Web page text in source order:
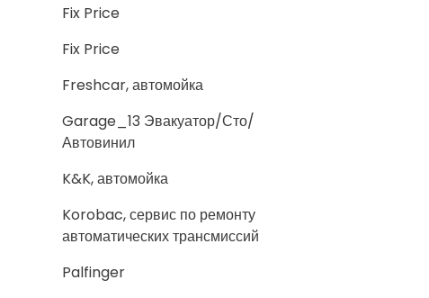
Fix Price
Fix Price
Freshcar, автомойка
Garage_13 Эвакуатор/Сто/
Автовинил
K&K, автомойка
Korobac, сервис по ремонту
автоматических трансмиссий
Palfinger